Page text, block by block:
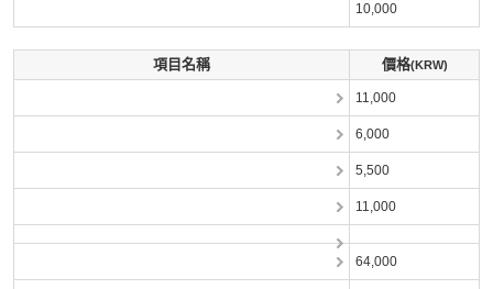
10,000
項目名稱 價格(KRW)
11,000
6,000
5,500
11,000
64,000